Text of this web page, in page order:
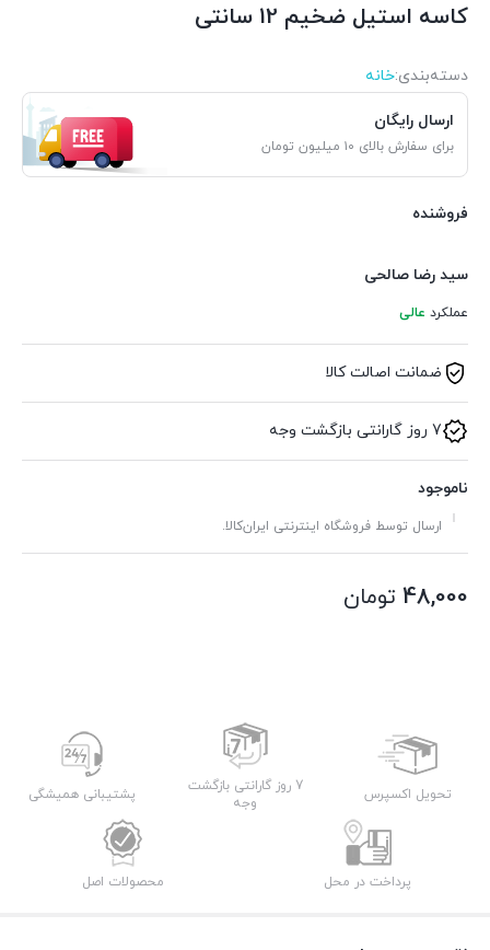
کاسه استیل ضخیم 12 سانتی
دسته‌بندی‌:خانه
ارسال رایگان
برای سفارش بالای ۱۰ میلیون تومان
فروشنده
سید رضا صالحی
عملکرد عالی
ضمانت اصالت کالا
7 روز گارانتی بازگشت وجه
ناموجود
ارسال توسط فروشگاه اینترنتی ایران‌کالا.
48,000 تومان
تحویل اکسپرس
7 روز گارانتی بازگشت
وجه
پشتیبانی همیشگی
پرداخت در محل محصولات اصل